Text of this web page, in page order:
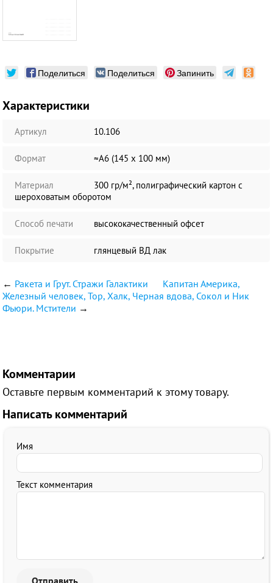
Поделиться Поделиться Запинить
Характеристики
Артикул 10.106
Формат ≈А6 (145 х 100 мм)
Материал
300 гр/м², полиграфический картон с
шероховатым оборотом
Способ печати высококачественный офсет
Покрытие глянцевый ВД лак
← Ракета и Грут. Стражи Галактики
Капитан Америка,
Железный человек, Тор, Халк, Черная вдова, Сокол и Ник
Фьюри. Мстители →
Комментарии
Оставьте первым комментарий к этому товару.
Написать комментарий
Имя
Текст комментария